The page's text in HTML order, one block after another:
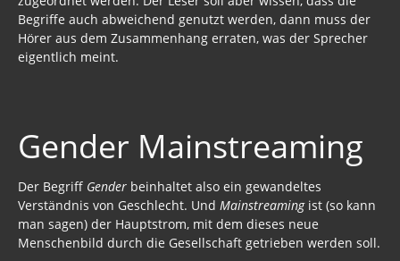
Begriffe auch abweichend genutzt werden, dann muss der
Hörer aus dem Zusammenhang erraten, was der Sprecher
eigentlich meint.
Gender Mainstreaming
Der Begriff Gender beinhaltet also ein gewandeltes
Verständnis von Geschlecht. Und Mainstreamingist (so kann
man sagen) der Hauptstrom, mit dem dieses neue
Menschenbild durch die Gesellschaft getrieben werden soll.